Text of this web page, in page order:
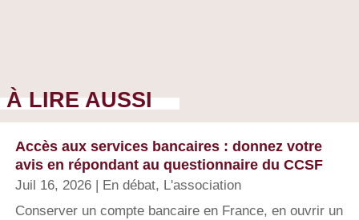
À LIRE AUSSI
Accès aux services bancaires : donnez votre
avis en répondant au questionnaire du CCSF
Juil 16, 2026 En débat, L'association
Conserver un compte bancaire en France, en ouvrir un